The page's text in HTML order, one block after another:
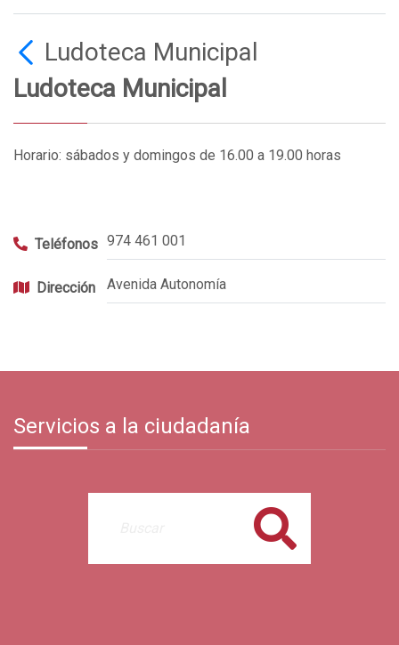
Ludoteca Municipal
Ludoteca Municipal
Horario: sábados y domingos de 16.00 a 19.00 horas
Teléfonos 974 461 001
Dirección Avenida Autonomía
Servicios a la ciudadanía
Buscar